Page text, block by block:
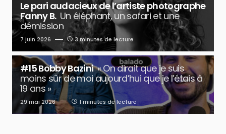
Le pari audacieux de l’artiste photographe
Fanny B. Un éléphant, un safari et une
démission
7 juin 2026 3 minutes de lecture
#15 Bobby Bazini « On dirait que je suis
moins sûr de moi aujourd’hui que je l’étais à
19 ans »
29 mai 2026 1 minutes de lecture